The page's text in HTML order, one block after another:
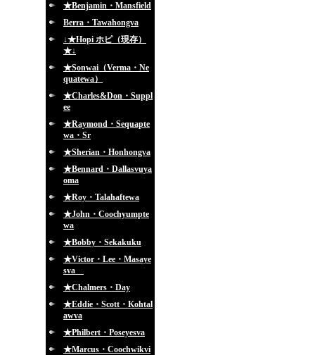
★Benjamin・Mansfield
Berra・Tawahongva
↓★Hopi ホピ（現存）
★↓
★Sonwai（Verma・Ne
quatewa）
★Charles&Don・Suppl
ee
★Raymond・Sequapte
wa・Sr
★Sherian・Honhongva
★Bennard・Dallasvuya
oma
★Roy・Talahaftewa
★John・Coochyumpte
wa
★Bobby・Sekakuku
★Victor・Lee・Masaye
sva
★Chalmers・Day
★Eddie・Scott・Kohtal
awva
★Philbert・Poseyesva
★Marcus・Coochwikvi